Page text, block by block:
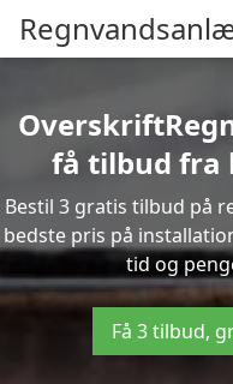
få tilbud fra
Bestil 3 gratis tilbud på
bedste pris på
tid og
Få 3 tilbud,